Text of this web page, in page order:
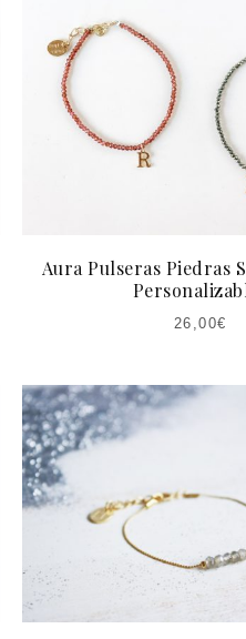
Aura Pulseras Piedras
26,00€